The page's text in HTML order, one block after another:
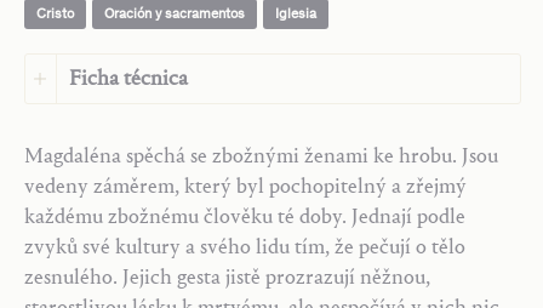
Cristo Oración y sacramentos Iglesia
Ficha técnica
Idioma original: Alemán
Editorial: Saint John Publications
Traductor: Jitka Fišerová
Año: 2026
Tipo: Artículo
Magdaléna spěchá se zbožnými ženami ke hrobu. Jsou
vedeny záměrem, který byl pochopitelný a zřejmý
každému zbožnému člověku té doby. Jednají podle
zvyků své kultury a svého lidu tím, že pečují o tělo
zesnulého. Jejich gesta jistě prozrazují něžnou,